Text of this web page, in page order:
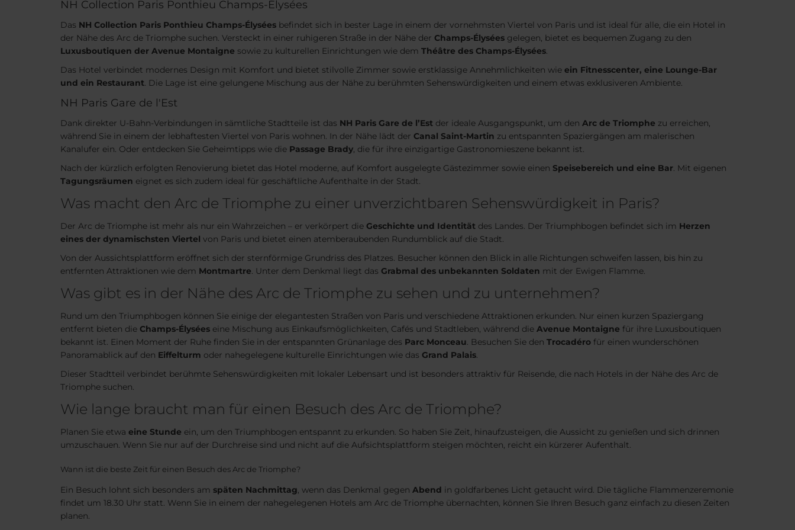
NH Collection Paris Ponthieu Champs-Élysées
Das NH Collection Paris Ponthieu Champs-Élysées befindet sich in bester Lage in einem der vornehmsten Viertel von Paris und ist ideal für alle, die ein Hotel in
der Nähe des Arc de Triomphe suchen. Versteckt in einer ruhigeren Straße in der Nähe der Champs-Élysées gelegen, bietet es bequemen Zugang zu den
Luxusboutiquen der Avenue Montaigne sowie zu kulturellen Einrichtungen wie dem Théâtre des Champs-Élysées.
Das Hotel verbindet modernes Design mit Komfort und bietet stilvolle Zimmer sowie erstklassige Annehmlichkeiten wie ein Fitnesscenter, eine Lounge-Bar
und ein Restaurant. Die Lage ist eine gelungene Mischung aus der Nähe zu berühmten Sehenswürdigkeiten und einem etwas exklusiveren Ambiente.
NH Paris Gare de l'Est
Dank direkter U-Bahn-Verbindungen in sämtliche Stadtteile ist das NH Paris Gare de l’Est der ideale Ausgangspunkt, um den Arc de Triomphe zu erreichen,
während Sie in einem der lebhaftesten Viertel von Paris wohnen. In der Nähe lädt der Canal Saint-Martin zu entspannten Spaziergängen am malerischen
Kanalufer ein. Oder entdecken Sie Geheimtipps wie die Passage Brady, die für ihre einzigartige Gastronomieszene bekannt ist.
Nach der kürzlich erfolgten Renovierung bietet das Hotel moderne, auf Komfort ausgelegte Gästezimmer sowie einen Speisebereich und eine Bar. Mit eigenen
Tagungsräumen eignet es sich zudem ideal für geschäftliche Aufenthalte in der Stadt.
Was macht den Arc de Triomphe zu einer unverzichtbaren Sehenswürdigkeit in Paris?
Der Arc de Triomphe ist mehr als nur ein Wahrzeichen – er verkörpert die Geschichte und Identität des Landes. Der Triumphbogen befindet sich im Herzen
eines der dynamischsten Viertel von Paris und bietet einen atemberaubenden Rundumblick auf die Stadt.
Von der Aussichtsplattform eröffnet sich der sternförmige Grundriss des Platzes. Besucher können den Blick in alle Richtungen schweifen lassen, bis hin zu
entfernten Attraktionen wie dem Montmartre. Unter dem Denkmal liegt das Grabmal des unbekannten Soldaten mit der Ewigen Flamme.
Was gibt es in der Nähe des Arc de Triomphe zu sehen und zu unternehmen?
Rund um den Triumphbogen können Sie einige der elegantesten Straßen von Paris und verschiedene Attraktionen erkunden. Nur einen kurzen Spaziergang
entfernt bieten die Champs-Élysées eine Mischung aus Einkaufsmöglichkeiten, Cafés und Stadtleben, während die Avenue Montaigne für ihre Luxusboutiquen
bekannt ist. Einen Moment der Ruhe finden Sie in der entspannten Grünanlage des Parc Monceau. Besuchen Sie den Trocadéro für einen wunderschönen
Panoramablick auf den Eiffelturm oder nahegelegene kulturelle Einrichtungen wie das Grand Palais.
Dieser Stadtteil verbindet berühmte Sehenswürdigkeiten mit lokaler Lebensart und ist besonders attraktiv für Reisende, die nach Hotels in der Nähe des Arc de
Triomphe suchen.
Wie lange braucht man für einen Besuch des Arc de Triomphe?
Planen Sie etwa eine Stunde ein, um den Triumphbogen entspannt zu erkunden. So haben Sie Zeit, hinaufzusteigen, die Aussicht zu genießen und sich drinnen
umzuschauen. Wenn Sie nur auf der Durchreise sind und nicht auf die Aufsichtsplattform steigen möchten, reicht ein kürzerer Aufenthalt.
Wann ist die beste Zeit für einen Besuch des Arc de Triomphe?
Ein Besuch lohnt sich besonders am späten Nachmittag, wenn das Denkmal gegen Abend in goldfarbenes Licht getaucht wird. Die tägliche Flammenzeremonie
findet um 18.30 Uhr statt. Wenn Sie in einem der nahegelegenen Hotels am Arc de Triomphe übernachten, können Sie Ihren Besuch ganz einfach zu diesen Zeiten
planen.